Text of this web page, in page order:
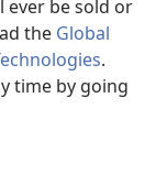
ever be sold or
the Global
.
time by going
of Pennsylvania.